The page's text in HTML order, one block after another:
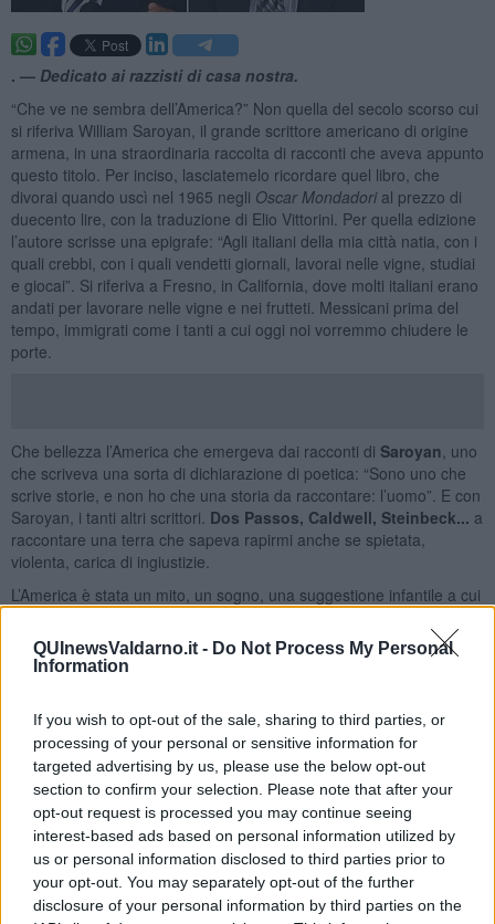
QUInewsValdarno.it - Do Not Process My Personal
Information
If you wish to opt-out of the sale, sharing to third parties, or
processing of your personal or sensitive information for
targeted advertising by us, please use the below opt-out
section to confirm your selection. Please note that after your
opt-out request is processed you may continue seeing
interest-based ads based on personal information utilized by
us or personal information disclosed to third parties prior to
your opt-out. You may separately opt-out of the further
disclosure of your personal information by third parties on the
. — Dedicato ai razzisti di casa nostra.
“Che ve ne sembra dell’America?” Non quella del secolo scorso cui
si riferiva William Saroyan, il grande scrittore americano di origine
armena, in una straordinaria raccolta di racconti che aveva appunto
questo titolo. Per inciso, lasciatemelo ricordare quel libro, che
divorai quando uscì nel 1965 negli Oscar Mondadorial prezzo di
duecento lire, con la traduzione di Elio Vittorini. Per quella edizione
l’autore scrisse una epigrafe: “Agli italiani della mia città natia, con i
quali crebbi, con i quali vendetti giornali, lavorai nelle vigne, studiai
e giocai”. Si riferiva a Fresno, in California, dove molti italiani erano
andati per lavorare nelle vigne e nei frutteti. Messicani prima del
tempo, immigrati come i tanti a cui oggi noi vorremmo chiudere le
porte.
Che bellezza l’America che emergeva dai racconti di Saroyan , uno
che scriveva una sorta di dichiarazione di poetica: “Sono uno che
scrive storie, e non ho che una storia da raccontare: l’uomo”. E con
Saroyan, i tanti altri scrittori. Dos Passos, Caldwell, Steinbeck... a
raccontare una terra che sapeva rapirmi anche se spietata,
violenta, carica di ingiustizie.
L’America è stata un mito, un sogno, una suggestione infantile a cui
questo mio innamoramento. Ombre rosse , ma anche Zabriskie
Point, che poi tra tutti mi sembrava il più americano di tutti, benché
L’America era la musica della West Coast, eraBob Dylan, era
anche il country e il folk del profondo sud. L’America era un pollice
puntato al margine di una strada che tagliava il continente e un
campus dove non sapevi se avresti preferito incontrare gli studenti
in sciopero di Berkeley o gli studenti fuori di testa alla
John
Belushi
L’America era la libertà.
Già, la libertà. Eppure, eppure, per gente come me, c’era questo
mito e insieme l’altro mito, l’Unione Sovietica. Leggevo gli